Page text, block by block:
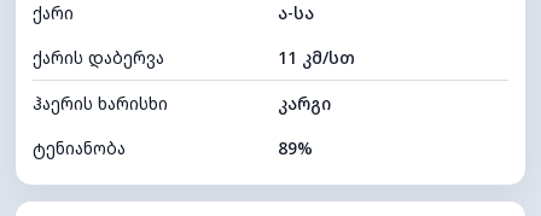
განათების ინდექსი 0 (ბნელი)
ღრუბლის სიმაღლე 10240 მ
ქარი
ა-სა
ქარის დაბერვა
11 კმ/სთ
ჰაერის ხარისხი
კარგი
ტენიანობა
89%